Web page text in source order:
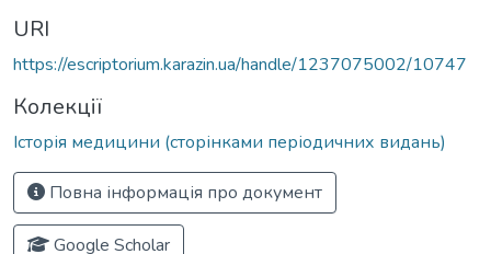
URI
https://escriptorium.karazin.ua/handle/1237075002/10747
Колекції
Історія медицини (сторінками періодичних видань)
Повна інформація про документ
Google Scholar